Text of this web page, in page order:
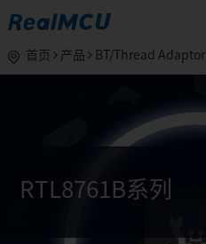
首页 产品 BT/Thread Adaptor
RTL8761B系列